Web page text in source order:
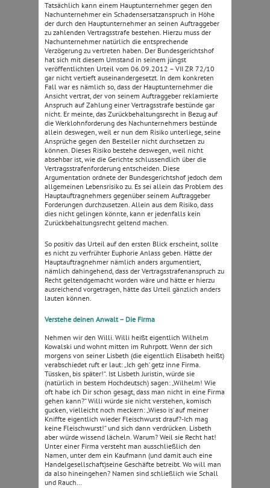
Tatsächlich kann einem Hauptunternehmer gegen den
Nachunternehmer ein Schadensersatzanspruch in Höhe
der durch den Hauptunternehmer an seinen Auftraggeber
zu zahlenden Vertragsstrafe bestehen. Hierzu muss der
Nachunternehmer natürlich die entsprechende
Verzögerung zu vertreten haben. Der Bundesgerichtshof
hat sich mit diesem Umstand in seinem jüngst
veröffentlichten Urteil vom 06.09.2012 – VII ZR 72/10
gar nicht vertieft auseinandergesetzt. In dem konkreten
Fall war es nämlich so, dass der Hauptunternehmer die
Ansicht vertrat, der von seinem Auftraggeber reklamierte
Anspruch auf Zahlung einer Vertragsstrafe bestünde gar
nicht. Er meinte, das Zurückbehaltungsrecht in Bezug auf
die Werklohnforderung des Nachunternehmers bestünde
allein deswegen, weil er nun dem Risiko unterliege, seine
Ansprüche gegen den Besteller nicht durchsetzen zu
können. Dieses Risiko bestehe deswegen, weil nicht
absehbar ist, wie die Gerichte schlussendlich über die
Vertragsstrafenforderung entscheiden. Diese
Argumentation ordnete der Bundesgerichtshof jedoch dem
allgemeinen Lebensrisiko zu. Es sei allein das Problem des
Hauptauftragnehmers gegenüber seinem Auftraggeber
Forderungen durchzusetzen. Allein aus dem Risiko, dass
dies nicht gelingen könnte, kann er jedenfalls kein
Zurückbehaltungsrecht geltend machen.
So positiv das Urteil auf den ersten Blick erscheint, sollte
es nicht zu verfrühter Euphorie Anlass geben. Hätte der
Hauptauftragnehmer nämlich anders argumentiert,
nämlich dahingehend, dass der Vertragsstrafenanspruch zu
Recht geltendgemacht worden wäre und hätte er hierzu
ausreichend vorgetragen, hätte das Urteil gänzlich anders
lauten können.
Verstehe deinen Anwalt – Die Firma
Nehmen wir den Willi. Willi heißt eigentlich Wilhelm
Kowalski und wohnt mitten im Ruhrpott. Wenn der sich
morgens von seiner Lisbeth (die eigentlich Elisabeth heißt)
verabschiedet ruft er laut: „Ich geh‘ getz inne Firma.
Tüssken, bis später!“. Ist Lisbeth Juristin, würde sie
(natürlich in bestem Hochdeutsch) sagen: „Wilhelm! Wie
oft habe ich Dir schon gesagt, dass man nicht in eine Firma
gehen kann?“ Willi würde sie nicht verstehen, komisch
gucken, vielleicht noch meckern: „Wieso is‘ auf meiner
Kniffte eigentlich wieder Fleischwurst drauf?-Ich mag
keine Fleischwurst!“ und sich dann verdrücken. Lisbeth
aber würde wissend lächeln. Warum? Weil sie Recht hat!
Unter einer Firma versteht man ausschließlich den
Namen, unter dem ein Kaufmann (und damit auch eine
Handelgesellschaft)seine Geschäfte betreibt. Wo will man
da also hineingehen? Namen sind schließlich wie Schall
und Rauch…